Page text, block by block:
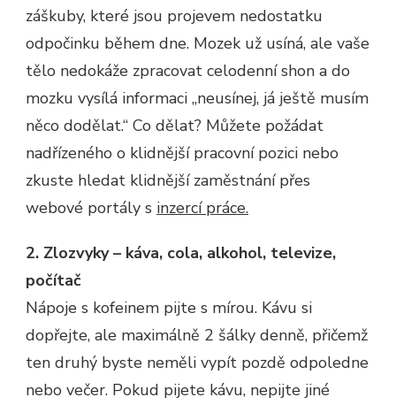
záškuby, které jsou projevem nedostatku
odpočinku během dne. Mozek už usíná, ale vaše
tělo nedokáže zpracovat celodenní shon a do
mozku vysílá informaci „neusínej, já ještě musím
něco dodělat.“ Co dělat? Můžete požádat
nadřízeného o klidnější pracovní pozici nebo
zkuste hledat klidnější zaměstnání přes
webové portály s inzercí práce.
2. Zlozvyky – káva, cola, alkohol, televize,
počítač
Nápoje s kofeinem pijte s mírou. Kávu si
dopřejte, ale maximálně 2 šálky denně, přičemž
ten druhý byste neměli vypít pozdě odpoledne
nebo večer. Pokud pijete kávu, nepijte jiné